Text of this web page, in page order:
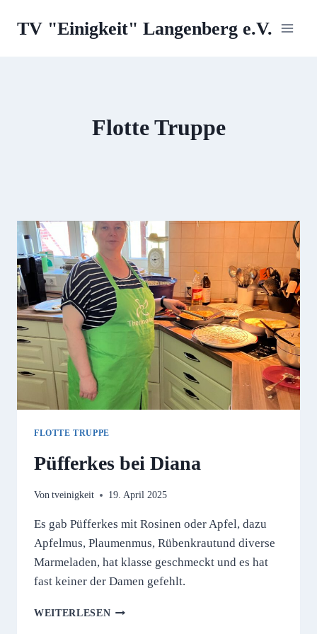
InhaltTV "Einigkeit" Langenberg e.V.
Flotte Truppe
FLOTTE TRUPPE
Püfferkes bei Diana
Von tveinigkeit 19. April 2025
Es gab Püfferkes mit Rosinen oder Apfel, dazu
Apfelmus, Plaumenmus, Rübenkrautund diverse
Marmeladen, hat klasse geschmeckt und es hat
fast keiner der Damen gefehlt.
WEITERLESENPÜFFERKES